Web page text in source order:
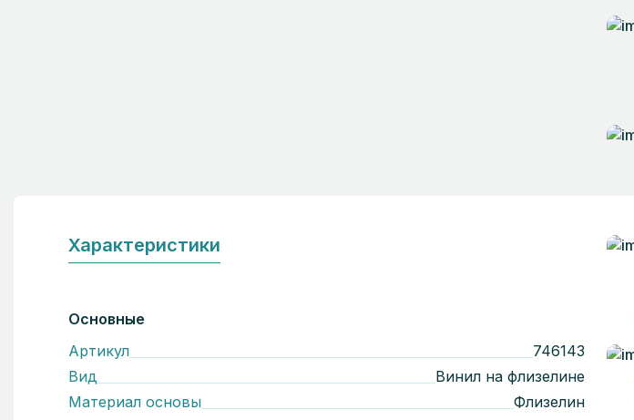
Характеристики
Основные
Артикул
746143
Вид
Винил на флизелине
Материал основы
Флизелин